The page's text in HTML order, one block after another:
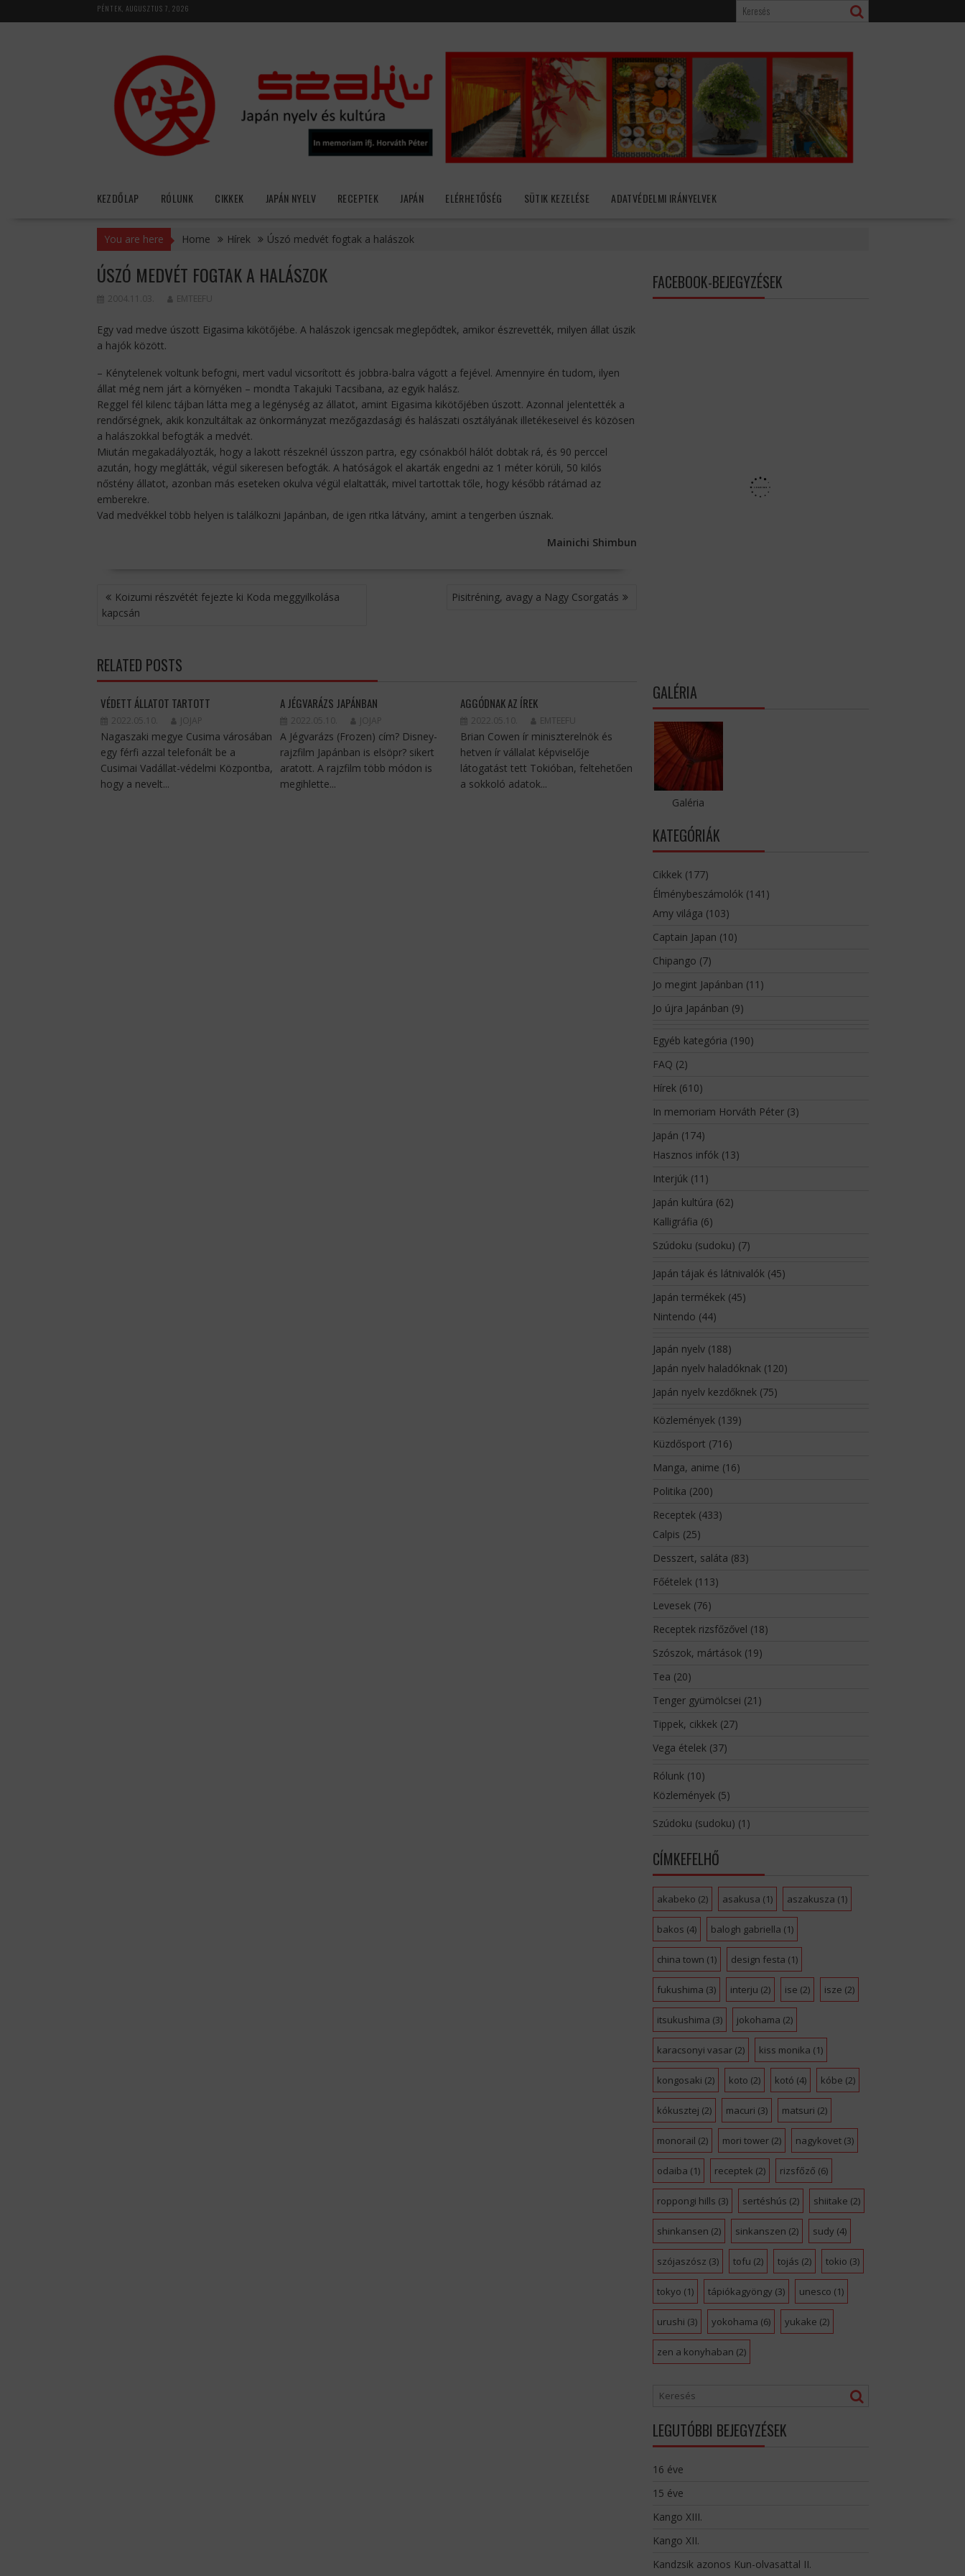
to
PÉNTEK, AUGUSZTUS 7, 2026
KEZDŐLAP RÓLUNK CIKKEK JAPÁN NYELV RECEPTEK JAPÁN ELÉRHETŐSÉG SÜTIK KEZELÉSE ADATVÉDELMI IRÁNYELVEK
You are here Home Hírek Úszó medvét fogtak a halászok
ÚSZÓ MEDVÉT FOGTAK A HALÁSZOK
2004.11.03. EMTEEFU
Egy vad medve úszott Eigasima kikötőjébe. A halászok igencsak meglepődtek, amikor észrevették, milyen állat úszik
a hajók között.
– Kénytelenek voltunk befogni, mert vadul vicsorított és jobbra-balra vágott a fejével. Amennyire én tudom, ilyen
állat még nem járt a környéken – mondta Takajuki Tacsibana, az egyik halász.
Reggel fél kilenc tájban látta meg a legénység az állatot, amint Eigasima kikötőjében úszott. Azonnal jelentették a
rendőrségnek, akik konzultáltak az önkormányzat mezőgazdasági és halászati osztályának illetékeseivel és közösen
a halászokkal befogták a medvét.
Miután megakadályozták, hogy a lakott részeknél ússzon partra, egy csónakból hálót dobtak rá, és 90 perccel
azután, hogy meglátták, végül sikeresen befogták. A hatóságok el akarták engedni az 1 méter körüli, 50 kilós
nőstény állatot, azonban más eseteken okulva végül elaltatták, mivel tartottak tőle, hogy később rátámad az
emberekre.
Vad medvékkel több helyen is találkozni Japánban, de igen ritka látvány, amint a tengerben úsznak.
Mainichi Shimbun
BEJEGYZÉS
NAVIGÁCIÓ
Koizumi részvétét fejezte ki Koda meggyilkolása
kapcsán
Pisitréning, avagy a Nagy Csorgatás
RELATED POSTS
VÉDETT ÁLLATOT TARTOTT
2022.05.10. JOJAP
Nagaszaki megye Cusima városában
egy férfi azzal telefonált be a
Cusimai Vadállat-védelmi Központba,
hogy a nevelt...
A JÉGVARÁZS JAPÁNBAN
2022.05.10. JOJAP
A Jégvarázs (Frozen) cím? Disney-
rajzfilm Japánban is elsöpr? sikert
aratott. A rajzfilm több módon is
megihlette...
AGGÓDNAK AZ ÍREK
2022.05.10. EMTEEFU
Brian Cowen ír miniszterelnök és
hetven ír vállalat képviselője
látogatást tett Tokióban, feltehetően
a sokkoló adatok...
FACEBOOK-BEJEGYZÉSEK
GALÉRIA
Galéria
KATEGÓRIÁK
Cikkek(177)
Élménybeszámolók(141)
Amy világa (103)
Captain Japan (10)
Chipango (7)
Jo megint Japánban (11)
Jo újra Japánban (9)
Egyéb kategória (190)
FAQ (2)
Hírek(610)
In memoriam Horváth Péter(3)
Japán (174)
Hasznos infók(13)
Interjúk(11)
Japán kultúra (62)
Kalligráfia (6)
Szúdoku (sudoku) (7)
Japán tájak és látnivalók(45)
Japán termékek(45)
Nintendo (44)
Japán nyelv(188)
Japán nyelv haladóknak(120)
Japán nyelv kezdőknek(75)
Közlemények(139)
Küzdősport (716)
Manga, anime (16)
Politika (200)
Receptek(433)
Calpis (25)
Desszert, saláta (83)
Főételek(113)
Levesek(76)
Receptek rizsfőzővel (18)
Szószok, mártások(19)
Tea (20)
Tenger gyümölcsei (21)
Tippek, cikkek(27)
Vega ételek(37)
Rólunk(10)
Közlemények(5)
Szúdoku (sudoku) (1)
CÍMKEFELHŐ
akabeko (2) asakusa (1) aszakusza (1)
bakos (4) balogh gabriella (1)
china town (1) design festa (1)
fukushima (3) interju (2) ise (2) isze (2)
itsukushima (3) jokohama (2)
karacsonyi vasar(2) kiss monika (1)
kongosaki (2) koto (2) kotó (4) kóbe (2)
kókusztej (2) macuri (3) matsuri (2)
monorail (2) mori tower(2) nagykovet(3)
odaiba (1) receptek (2) rizsfőző (6)
roppongi hills (3) sertéshús (2) shiitake (2)
shinkansen (2) sinkanszen (2) sudy (4)
szójaszósz (3) tofu (2) tojás (2) tokio (3)
tokyo (1) tápiókagyöngy (3) unesco (1)
urushi (3) yokohama (6) yukake (2)
zen a konyhaban (2)
LEGUTÓBBI BEJEGYZÉSEK
16 éve
15 éve
Kango XIII.
Kango XII.
Kandzsik azonos Kun-olvasattal II.